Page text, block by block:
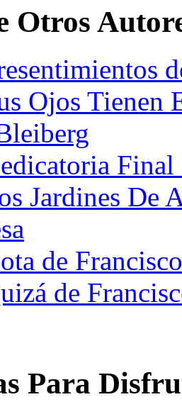
Otros
Ojos Tienen
Jardines De
de
de
Para